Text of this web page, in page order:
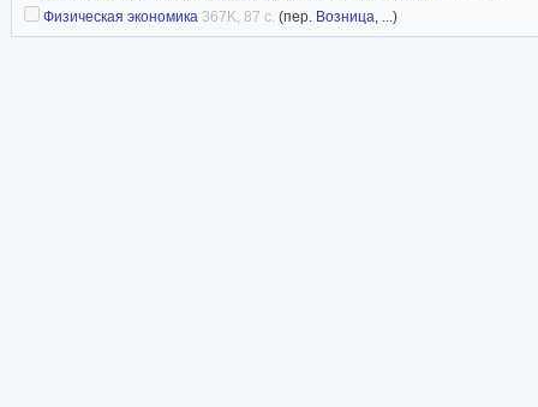
организации Ларуша.
Физическая экономика 367K, 87 с. (пер. Возница, ...)